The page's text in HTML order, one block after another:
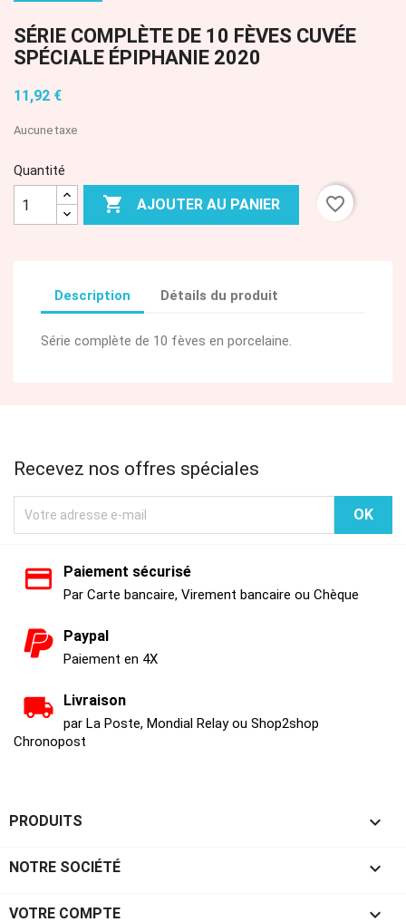
SÉRIE COMPLÈTE DE 10 FÈVES CUVÉE
SPÉCIALE ÉPIPHANIE 2020
11,92 €
Aucune taxe
Quantité
 AJOUTER AU PANIER favorite_border
Description Détails du produit
Série complète de 10 fèves en porcelaine.
Recevez nos offres spéciales
Paiement sécurisé
Par Carte bancaire, Virement bancaire ou Chèque
Paypal
Paiement en 4X
Livraison
par La Poste, Mondial Relay ou Shop2shop
Chronopost
PRODUITS 
NOTRE SOCIÉTÉ 
VOTRE COMPTE 